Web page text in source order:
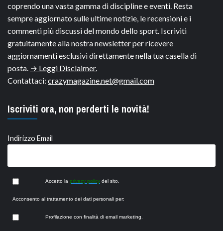
coprendo una vasta gamma di discipline e eventi. Resta
sempre aggiornato sulle ultime notizie, le recensioni e i
commenti più discussi del mondo dello sport. Iscriviti
gratuitamente alla nostra newsletter per ricevere
aggiornamenti esclusivi direttamente nella tua casella di
posta. → Leggi Disclaimer.
Contattaci: crazymagazine.net@gmail.com
Iscriviti ora, non perderti le novità!
Indirizzo Email
Accetto la privacy policy del sito.
Acconsento al trattamento dei dati personali per:
Profilazione con finalità di email marketing.